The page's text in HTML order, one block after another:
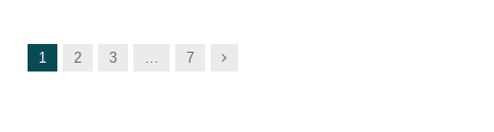
1 2 3 … 7 Next